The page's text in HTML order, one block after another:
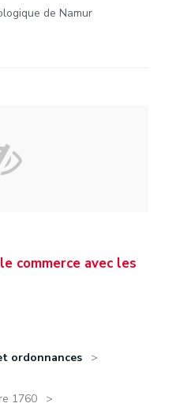
de Namur
commerce avec les
ordonnances
1760